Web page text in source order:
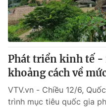
VTV4
VTV9
Liên hệ tòa soạn
Phát triển kinh tế -
khoảng cách về
VTV.vn - Chiều 12/6,
trình mục tiêu quốc gia